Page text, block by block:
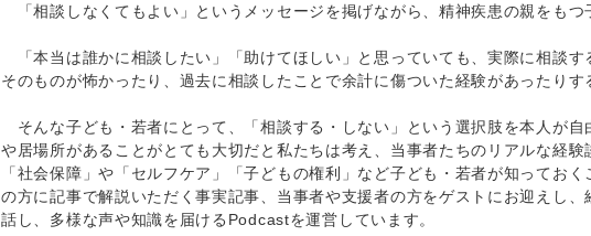
「相談しなくてもよい」というメッセージを掲げながら、精神疾患の親をもつ
「本当は誰かに相談したい」「助けてほしい」と思っていても、実際に相談
そのものが怖かったり、過去に相談したことで余計に傷ついた経験があったりす
そんな子ども・若者にとって、「相談する・しない」という選択肢を本人が
や居場所があることがとても大切だと私たちは考え、当事者たちのリアルな経
「社会保障」や「セルフケア」「子どもの権利」など子ども・若者が知ってお
の方に記事で解説いただく事実記事、当事者や支援者の方をゲストにお迎えし
話し、多様な声や知識を届けるPodcastを運営しています。